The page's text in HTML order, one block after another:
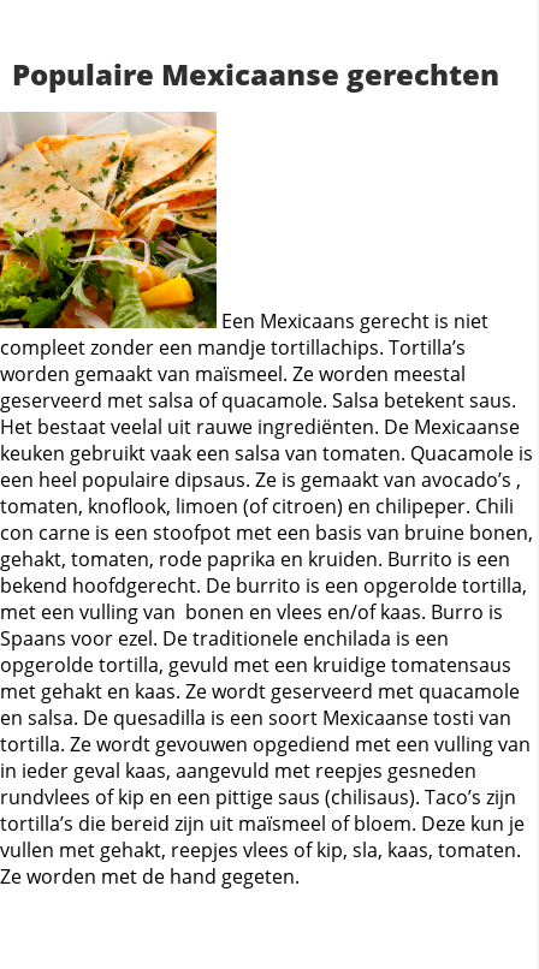
Populaire Mexicaanse gerechten
Een Mexicaans gerecht is niet
compleet zonder een mandje tortillachips. Tortilla’s
worden gemaakt van maïsmeel. Ze worden meestal
geserveerd met salsa of quacamole. Salsa betekent saus.
Het bestaat veelal uit rauwe ingrediënten. De Mexicaanse
keuken gebruikt vaak een salsa van tomaten. Quacamole is
een heel populaire dipsaus. Ze is gemaakt van avocado’s ,
tomaten, knoflook, limoen (of citroen) en chilipeper. Chili
con carne is een stoofpot met een basis van bruine bonen,
gehakt, tomaten, rode paprika en kruiden. Burrito is een
bekend hoofdgerecht. De burrito is een opgerolde tortilla,
met een vulling van bonen en vlees en/of kaas. Burro is
Spaans voor ezel. De traditionele enchilada is een
opgerolde tortilla, gevuld met een kruidige tomatensaus
met gehakt en kaas. Ze wordt geserveerd met quacamole
en salsa. De quesadilla is een soort Mexicaanse tosti van
tortilla. Ze wordt gevouwen opgediend met een vulling van
in ieder geval kaas, aangevuld met reepjes gesneden
rundvlees of kip en een pittige saus (chilisaus). Taco’s zijn
tortilla’s die bereid zijn uit maïsmeel of bloem. Deze kun je
vullen met gehakt, reepjes vlees of kip, sla, kaas, tomaten.
Ze worden met de hand gegeten.